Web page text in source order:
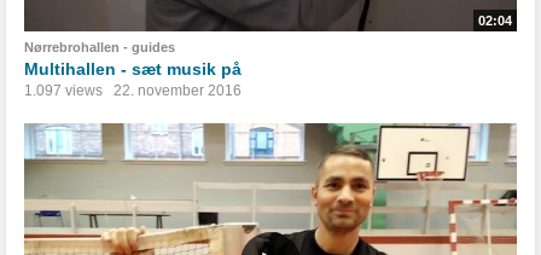
02:04
Nørrebrohallen - guides
Multihallen - sæt musik på
1.097 views 22. november 2016